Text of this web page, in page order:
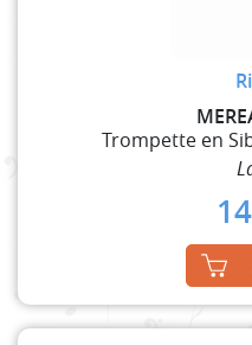
Trompette en